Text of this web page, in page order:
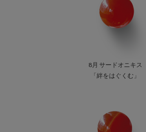
8月 サードオニキス
「絆をはぐくむ」